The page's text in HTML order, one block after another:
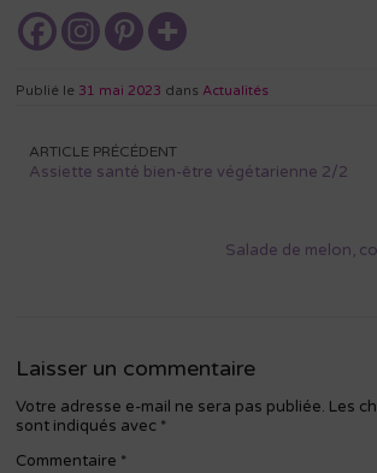
Publié le 31 mai 2023 dansActualités
Navigation
de
ARTICLE PRÉCÉDENT
Assiette santé bien-être végétarienne 2/2
Salade de melon,
Laisser un commentaire
Votre adresse e-mail ne sera pas publiée. Les
sont indiqués avec *
Commentaire *